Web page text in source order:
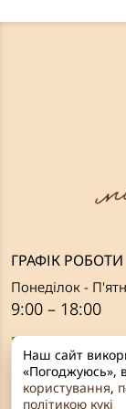
ГРАФІК РОБОТИ
Понеділок -
9:00 – 18:00
Вихідні:
Субота, Неділя
ЗВ’ЯЗОК З
Наш сайт
«Погоджуюсь»,
користування,
політикою кукі